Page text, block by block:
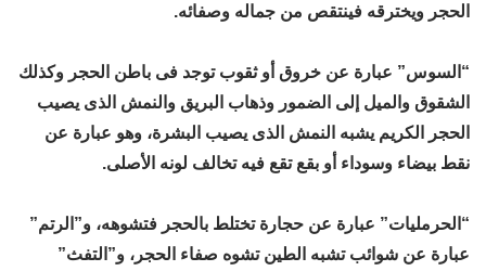
الحجر ويخترقه فينتقص من جماله وصفائه.
“السوس” عبارة عن خروق أو ثقوب توجد فى باطن الحجر وكذلك
الشقوق والميل إلى الضمور وذهاب البريق والنمش الذى يصيب
الحجر الكريم يشبه النمش الذى يصيب البشرة، وهو عبارة عن
نقط بيضاء وسوداء أو بقع تقع فيه تخالف لونه الأصلى.
“الحرمليات” عبارة عن حجارة تختلط بالحجر فتشوهه، و”الرتم”
عبارة عن شوائب تشبه الطين تشوه صفاء الحجر، و”التفث”